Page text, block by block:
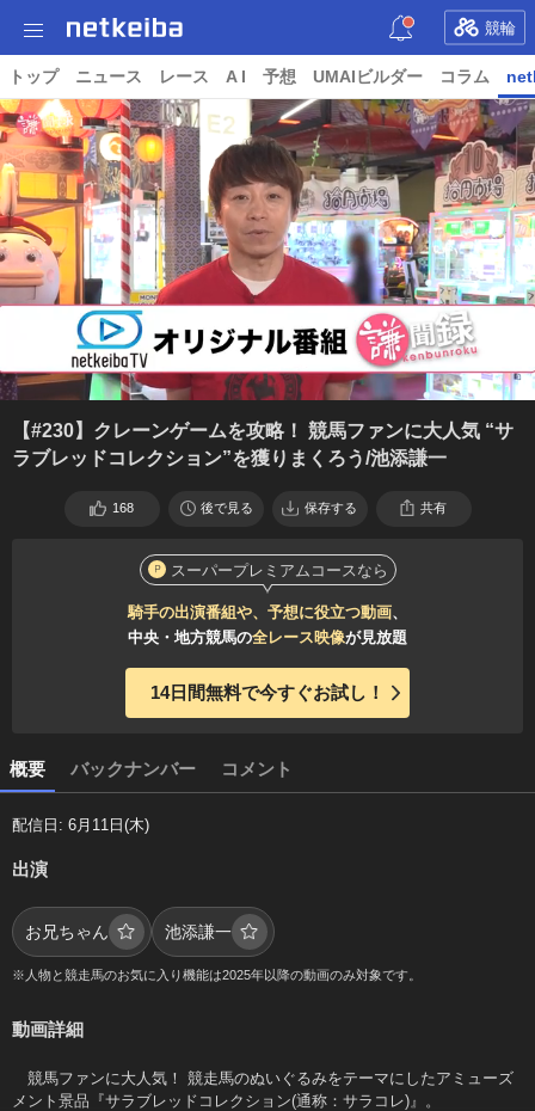
競輪
トップ ニュース レース A I 予想 UMAIビルダー コラム
【#230】クレーンゲームを攻略！ 競馬ファンに大人気 “サ
ラブレッドコレクション”を獲りまくろう/池添謙一
168 後で見る 保存する 共有
スーパープレミアムコースなら
騎手の出演番組や、予想に役立つ動画、
中央・地方競馬の全レース映像が見放題
14日間無料で今すぐお試し！
概要 バックナンバー コメント
配信日: 6月11日(木)
出演
お兄ちゃん 池添謙一
※人物と競走馬のお気に入り機能は2025年以降の動画のみ対象です。
動画詳細
競馬ファンに大人気！ 競走馬のぬいぐるみをテーマにしたアミューズ
メント景品『サラブレッドコレクション(通称：サラコレ)』。